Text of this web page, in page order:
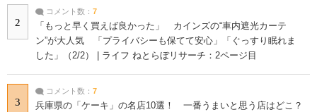
2
コメント数： 7
「もっと早く買えば良かった」 カインズの“車内遮光カーテ
ン”が大人気 「プライバシーも保てて安心」「ぐっすり眠れま
した」（2/2） | ライフ ねとらぼリサーチ：2ページ目
3
コメント数： 7
兵庫県の「ケーキ」の名店10選！ 一番うまいと思う店はどこ？